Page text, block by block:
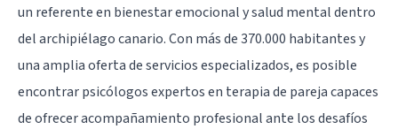
un referente en bienestar emocional y salud mental dentro
del archipiélago canario. Con más de 370.000 habitantes y
una amplia oferta de servicios especializados, es posible
encontrar psicólogos expertos en terapia de pareja capaces
de ofrecer acompañamiento profesional ante los desafíos